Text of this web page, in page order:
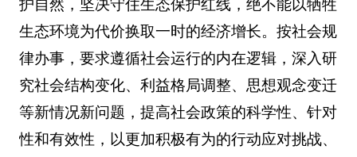
护自然，坚决守住生态保护红线，绝不能以牺牲
生态环境为代价换取一时的经济增长。按社会规
律办事，要求遵循社会运行的内在逻辑，深入研
究社会结构变化、利益格局调整、思想观念变迁
等新情况新问题，提高社会政策的科学性、针对
性和有效性，以更加积极有为的行动应对挑战、